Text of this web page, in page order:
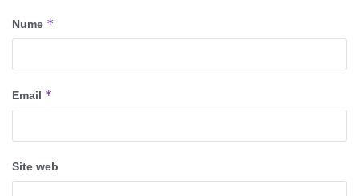
Nume *
Email *
Site web